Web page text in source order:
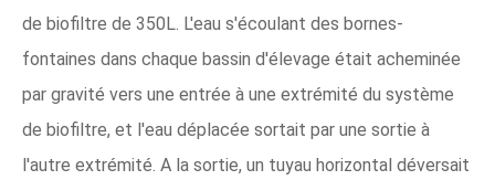
de biofiltre de 350L. L'eau s'écoulant des bornes-
fontaines dans chaque bassin d'élevage était acheminée
par gravité vers une entrée à une extrémité du système
de biofiltre, et l'eau déplacée sortait par une sortie à
l'autre extrémité. A la sortie, un tuyau horizontal déversait